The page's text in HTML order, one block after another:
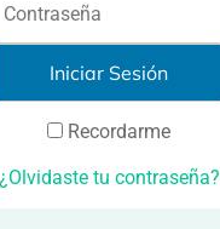
Recordarme
¿Olvidaste tu contraseña?